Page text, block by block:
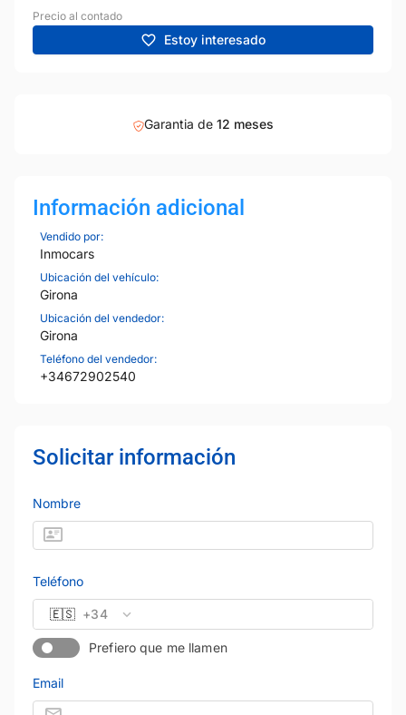
Precio al contado
Estoy interesado
Garantia de 12 meses
Información adicional
Vendido por:
Inmocars
Ubicación del vehículo:
Girona
Ubicación del vendedor:
Girona
Teléfono del vendedor:
+34672902540
Solicitar información
Nombre
Teléfono
🇪🇸 +34
Prefiero que me llamen
Email